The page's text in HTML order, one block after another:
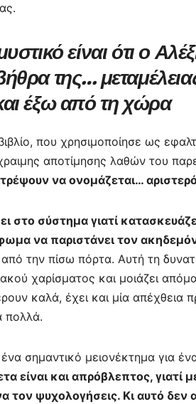
είναι ότι ο
της…
έξω από τη χώρα
που χρησιμοποίησε ως
αποτίμησης λαθών του
να ονομάζεται…
στο σύστημα γιατί
να παριστάνει τον
την πίσω πόρτα. Αυτή τη
χαρίσματος και μοιάζει
καλά, έχει και μία απέχθεια
πολλά.
ένα σημαντικό μειονέκτημα για
είναι και απρόβλεπτος, γιατί
τον ψυχολογήσεις. Κι αυτό δεν